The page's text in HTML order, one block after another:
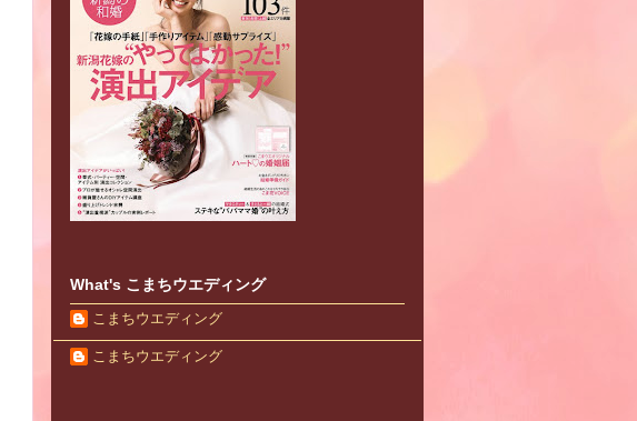
What's こまちウエディング
こまちウエディング
こまちウエディング